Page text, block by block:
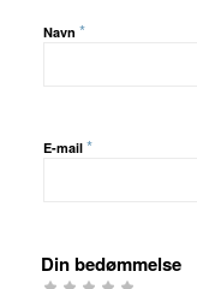
Navn *
E-mail *
Din bedømmelse